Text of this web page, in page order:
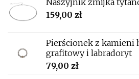
Naszyjnik żmijka
159,00 zł
Pierścionek z kamieni
grafitowy i labradoryt
79,00 zł